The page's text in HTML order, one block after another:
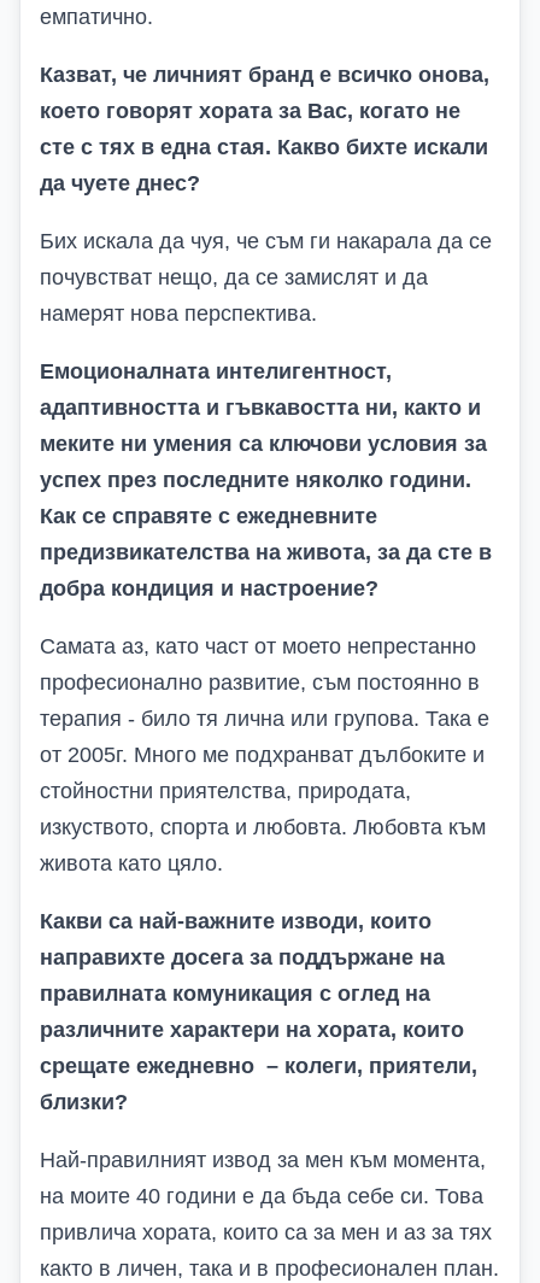
емпатично.
Казват, че личният бранд е всичко онова,
което говорят хората за Вас, когато не
сте с тях в една стая. Какво бихте искали
да чуете днес?
Бих искала да чуя, че съм ги накарала да се
почувстват нещо, да се замислят и да
намерят нова перспектива.
Емоционалната интелигентност,
адаптивността и гъвкавостта ни, както и
меките ни умения са ключови условия за
успех през последните няколко години.
Как се справяте с ежедневните
предизвикателства на живота, за да сте в
добра кондиция и настроение?
Самата аз, като част от моето непрестанно
професионално развитие, съм постоянно в
терапия - било тя лична или групова. Така е
от 2005г. Много ме подхранват дълбоките и
стойностни приятелства, природата,
изкуството, спорта и любовта. Любовта към
живота като цяло.
Какви са най-важните изводи, които
направихте досега за поддържане на
правилната комуникация с оглед на
различните характери на хората, които
срещате ежедневно – колеги, приятели,
близки?
Най-правилният извод за мен към момента,
на моите 40 години е да бъда себе си. Това
привлича хората, които са за мен и аз за тях
както в личен, така и в професионален план.